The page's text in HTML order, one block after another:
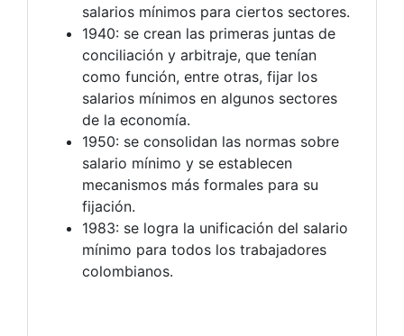
salarios mínimos para ciertos sectores.
1940: se crean las primeras juntas de
conciliación y arbitraje, que tenían
como función, entre otras, fijar los
salarios mínimos en algunos sectores
de la economía.
1950: se consolidan las normas sobre
salario mínimo y se establecen
mecanismos más formales para su
fijación.
1983: se logra la unificación del salario
mínimo para todos los trabajadores
colombianos.